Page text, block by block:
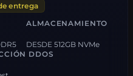
entrega
ALMACENAMIENTO
DESDE 512GB NVMe
DDOS